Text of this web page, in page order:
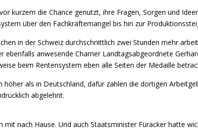
kurzem die Chance genutzt, ihre Fragen, Sorgen und
über den Fachkräftemangel bis hin zur
in der Schweiz durchschnittlich zwei Stunden mehr
ebenfalls anwesende Chamer Landtagsabgeordnete
beim Rentensystem eben alle Seiten der Medaille
höher als in Deutschland, dafür zahlen die dortigen
abgelehnt.
nach Hause. Und auch Staatsminister Füracker hatte